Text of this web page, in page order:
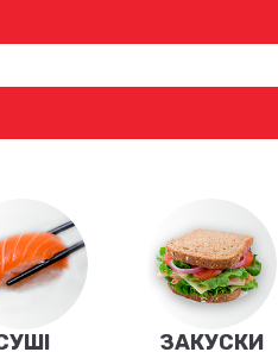
ЗАКУСКИ